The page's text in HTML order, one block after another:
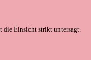
die Einsicht strikt untersagt.